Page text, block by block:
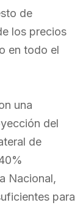
de
los precios
en todo el
una
del
de
Nacional,
para